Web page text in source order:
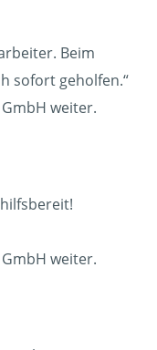
Beim
sofort geholfen.“
weiter.
weiter.